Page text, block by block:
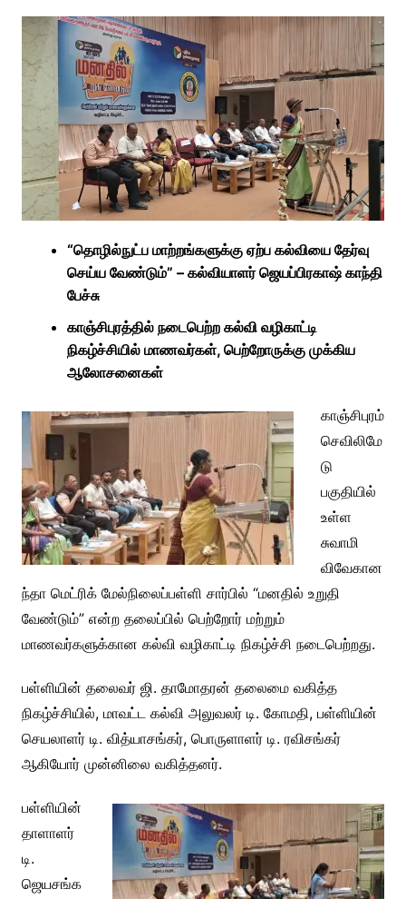
“தொழில்நுட்ப மாற்றங்களுக்கு ஏற்ப கல்வியை தேர்வு
செய்ய வேண்டும்” – கல்வியாளர்ஜெயப்பிரகாஷ் காந்தி
பேச்சு
காஞ்சிபுரத்தில் நடைபெற்ற கல்வி வழிகாட்டி
நிகழ்ச்சியில் மாணவர்கள், பெற்றோருக்கு முக்கிய
ஆலோசனைகள்
காஞ்சிபுரம்
செவிலிமே
டு
பகுதியில்
உள்ள
சுவாமி
விவேகான
ந்தா மெட்ரிக் மேல்நிலைப்பள்ளி சார்பில் “மனதில் உறுதி
வேண்டும்” என்ற தலைப்பில் பெற்றோர் மற்றும்
மாணவர்களுக்கான கல்வி வழிகாட்டி நிகழ்ச்சி நடைபெற்றது.
பள்ளியின் தலைவர் ஜி. தாமோதரன் தலைமை வகித்த
நிகழ்ச்சியில், மாவட்ட கல்வி அலுவலர் டி. கோமதி, பள்ளியின்
செயலாளர் டி. வித்யாசங்கர், பொருளாளர் டி. ரவிசங்கர்
ஆகியோர் முன்னிலை வகித்தனர்.
பள்ளியின்
தாளாளர்
டி.
ஜெயசங்க